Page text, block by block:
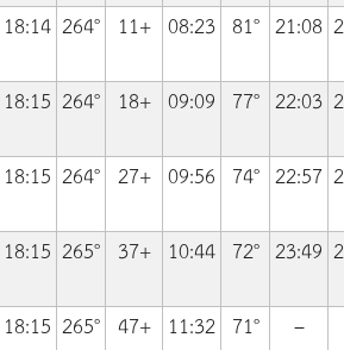
18:14 264° 11+ 08:23 81° 21:08
18:15 264° 18+ 09:09 77° 22:03
18:15 264° 27+ 09:56 74° 22:57
18:15 265° 37+ 10:44 72° 23:49
18:15 265° 47+ 11:32 71°
–